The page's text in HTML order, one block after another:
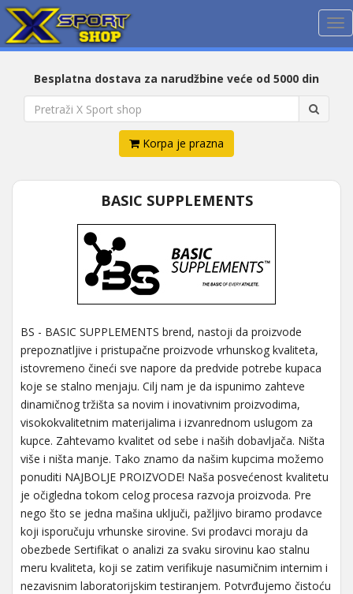
Besplatna dostava za narudžbine veće od 5000 din
Korpa je prazna
BASIC SUPPLEMENTS
BS - BASIC SUPPLEMENTS brend, nastoji da proizvode
prepoznatljive i pristupačne proizvode vrhunskog kvaliteta,
istovremeno čineći sve napore da predvide potrebe kupaca
koje se stalno menjaju. Cilj nam je da ispunimo zahteve
dinamičnog tržišta sa novim i inovativnim proizvodima,
visokokvalitetnim materijalima i izvanrednom uslugom za
kupce. Zahtevamo kvalitet od sebe i naših dobavljača. Ništa
više i ništa manje. Tako znamo da našim kupcima možemo
ponuditi NAJBOLJE PROIZVODE! Naša posvećenost kvalitetu
je očigledna tokom celog procesa razvoja proizvoda. Pre
nego što se jedna mašina uključi, pažljivo biramo prodavce
koji isporučuju vrhunske sirovine. Svi prodavci moraju da
obezbede Sertifikat o analizi za svaku sirovinu kao stalnu
meru kvaliteta, koji se zatim verifikuje nasumičnim internim i
nezavisnim laboratorijskim testiranjem. Potvrđujemo čistoću